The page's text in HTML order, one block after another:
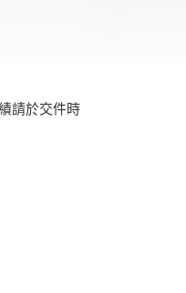
請於交件時